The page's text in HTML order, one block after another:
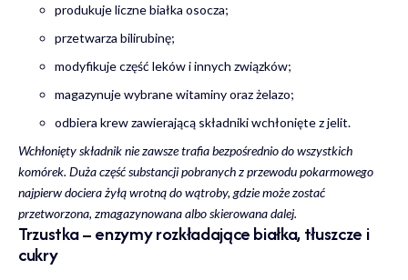
produkuje liczne białka osocza;
przetwarza bilirubinę;
modyfikuje część leków i innych związków;
magazynuje wybrane witaminy oraz żelazo;
odbiera krew zawierającą składniki wchłonięte z jelit.
Wchłonięty składnik nie zawsze trafia bezpośrednio do wszystkich
komórek. Duża część substancji pobranych z przewodu pokarmowego
najpierw dociera żyłą wrotną do wątroby, gdzie może zostać
przetworzona, zmagazynowana albo skierowana dalej.
Trzustka – enzymy rozkładające białka, tłuszcze i
cukry